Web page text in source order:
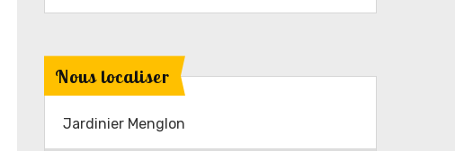
Nous localiser
Jardinier Menglon